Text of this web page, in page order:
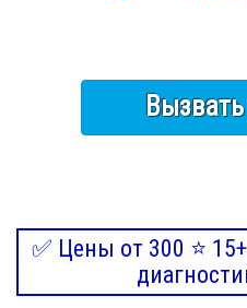
✅ Цены от 300 ⭐